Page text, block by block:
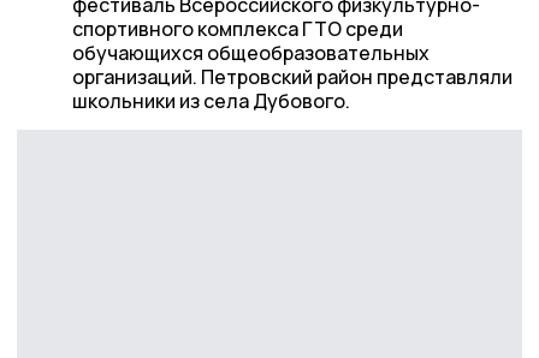
спортивного комплекса ГТО среди
обучающихся общеобразовательных
организаций. Петровский район представляли
школьники из села Дубового.